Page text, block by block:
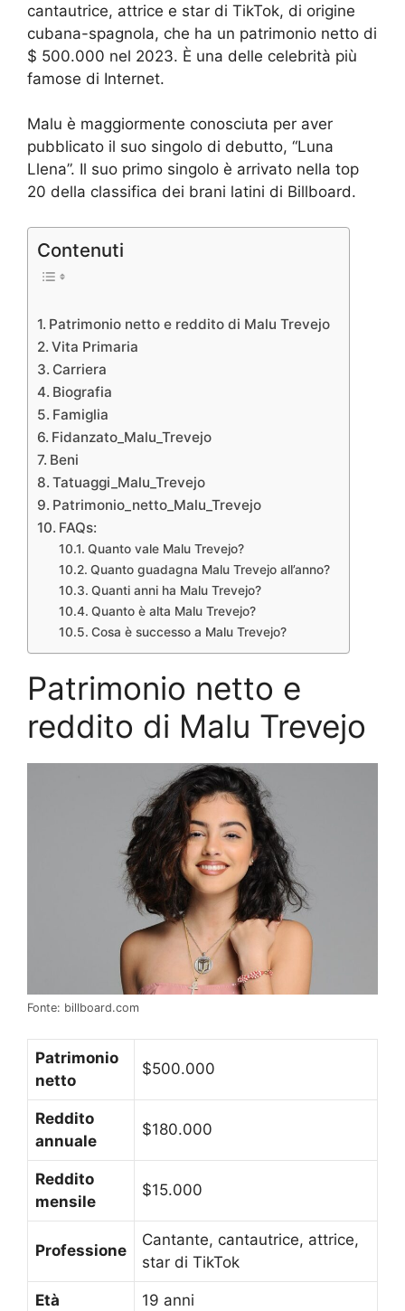
cantautrice, attrice e star di TikTok, di origine
cubana-spagnola, che ha un patrimonio netto di
$ 500.000 nel 2023. È una delle celebrità più
famose di Internet.
Malu è maggiormente conosciuta per aver
pubblicato il suo singolo di debutto, “Luna
Llena”. Il suo primo singolo è arrivato nella top
20 della classifica dei brani latini di Billboard.
Contenuti
Patrimonio netto e reddito di Malu Trevejo
Vita Primaria
Carriera
Biografia
Famiglia
Fidanzato_Malu_Trevejo
Beni
Tatuaggi_Malu_Trevejo
Patrimonio_netto_Malu_Trevejo
FAQs:
Quanto vale Malu Trevejo?
Quanto guadagna Malu Trevejo all’anno?
Quanti anni ha Malu Trevejo?
Quanto è alta Malu Trevejo?
Cosa è successo a Malu Trevejo?
Patrimonio netto e
reddito di Malu Trevejo
Fonte: billboard.com
Patrimonio
netto
$500.000
Reddito
annuale
$180.000
Reddito
mensile
$15.000
Professione
Cantante, cantautrice, attrice,
star di TikTok
Età 19 anni